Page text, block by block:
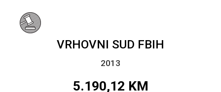
VRHOVNI SUD FBIH
2013
5.190,12 KM